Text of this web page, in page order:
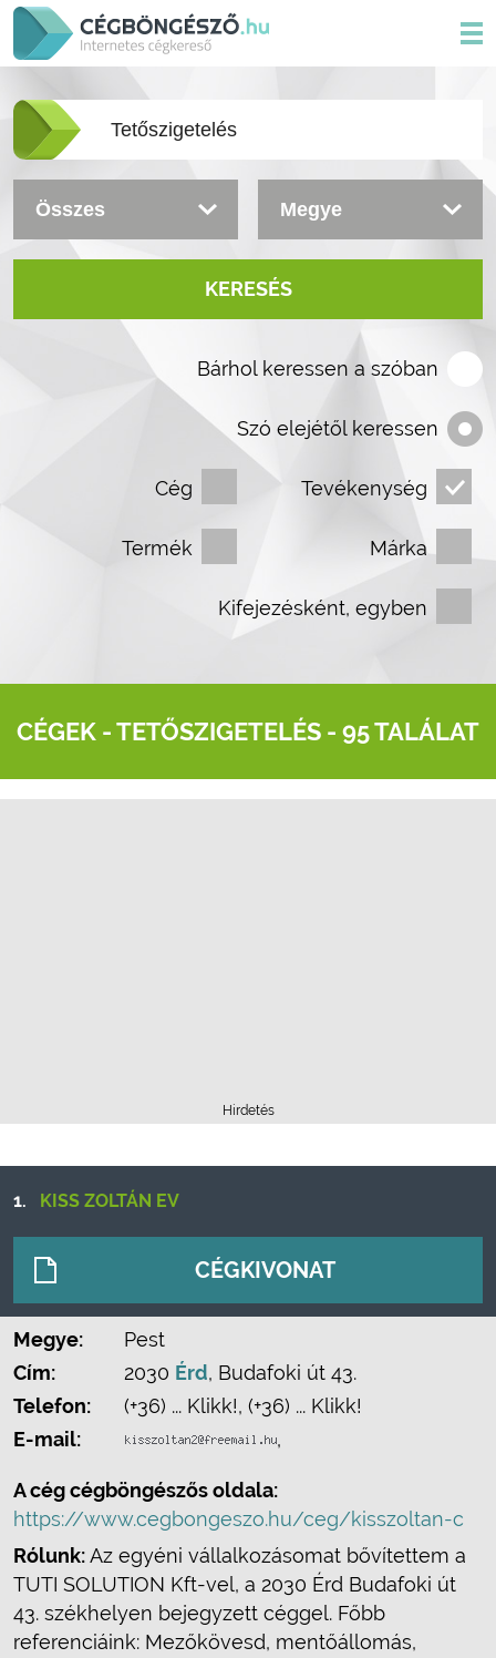
KERESÉS
Bárhol keressen a szóban
Szó elejétől keressen
Cég Tevékenység
Termék Márka
Kifejezésként, egyben
CÉGEK -TETŐSZIGETELÉS - 95 TALÁLAT
Hirdetés
1. KISS ZOLTÁN EV
CÉGKIVONAT
Megye:
Pest
Cím:
2030 Érd, Budafoki út 43.
Telefon:
(+36) ... Klikk!, (+36) ... Klikk!
E-mail:
,
A cég cégböngészős oldala:
https://www.cegbongeszo.hu/ceg/kisszoltan-c
Rólunk:Az egyéni vállalkozásomat bővítettem a
TUTI SOLUTION Kft-vel, a 2030 Érd Budafoki út
43. székhelyen bejegyzett céggel. Főbb
referenciáink: Mezőkövesd, mentőállomás,